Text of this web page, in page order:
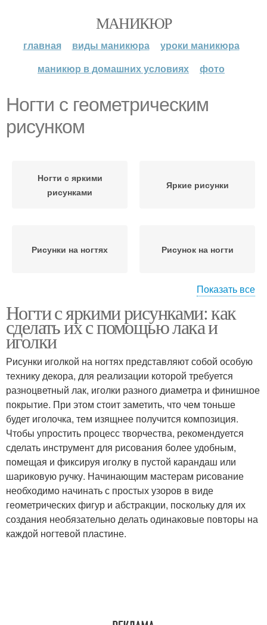
МАНИКЮР
главная виды маникюра
уроки маникюра
маникюр в домашних условиях
фото
Ногти с геометрическим
рисунком
Ногти с яркими
рисунками
Яркие рисунки
Рисунки на ногтях Рисунок на ногти
Рисунки на ногти Рисунок с ногтей
Рисования на ногтях Лаки для ногтей
Лак для ногтей Рисунок с помощью
Узоры на ногтях Простые рисунки
Показать все
Ногти с яркими рисунками: как
сделать их с помощью лака и
иголки
Рисунки иголкой на ногтях представляют собой особую
технику декора, для реализации которой требуется
разноцветный лак, иголки разного диаметра и финишное
покрытие. При этом стоит заметить, что чем тоньше
будет иголочка, тем изящнее получится композиция.
Чтобы упростить процесс творчества, рекомендуется
сделать инструмент для рисования более удобным,
помещая и фиксируя иголку в пустой карандаш или
шариковую ручку. Начинающим мастерам рисование
необходимо начинать с простых узоров в виде
геометрических фигур и абстракции, поскольку для их
создания необязательно делать одинаковые повторы на
каждой ногтевой пластине.